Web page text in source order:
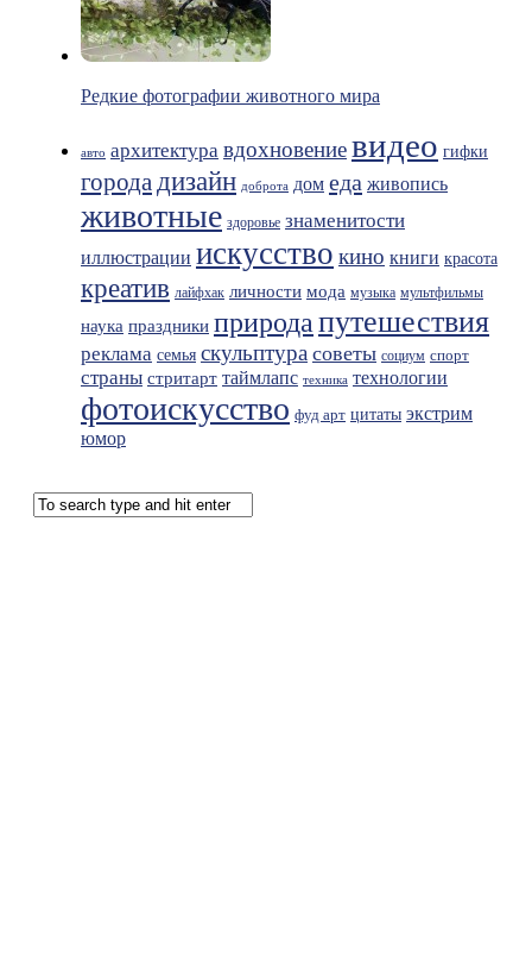
Редкие фотографии животного мира
авто архитектура вдохновениевидео гифки
городадизайн доброта дом еда живопись
животные здоровье знаменитости
иллюстрации искусство кино книги красота
креатив лайфхак личности мода музыка мультфильмы
наука праздники природапутешествия
реклама семья скульптура советы социум спорт
страны стритарт таймлапс техника технологии
фотоискусство фуд арт цитаты экстрим
юмор